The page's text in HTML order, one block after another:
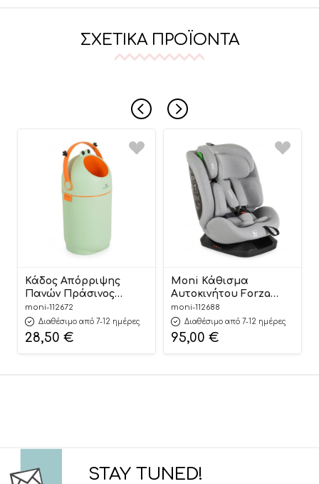
ΣΧΕΤΙΚΆ ΠΡΟΪΌΝΤΑ
Κάδος Απόρριψης
Πανών Πράσινος
Nubbi Green Hygiene
Basket 3800146273279 –
Cangaroo
moni-112672
Διαθέσιμο από 7-12 ημέρες
28,50 €
Moni Κάθισμα
Αυτοκινήτου Forza
Dark Grey 40-150cm
3801005153725
moni-112688
Διαθέσιμο από 7-12 ημέρες
95,00 €
STAY TUNED!